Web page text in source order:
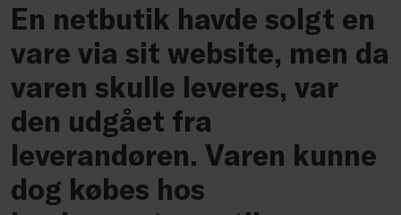
En netbutik havde solgt en
vare via sit website, men da
varen skulle leveres, var
den udgået fra
leverandøren. Varen kunne
dog købes hos